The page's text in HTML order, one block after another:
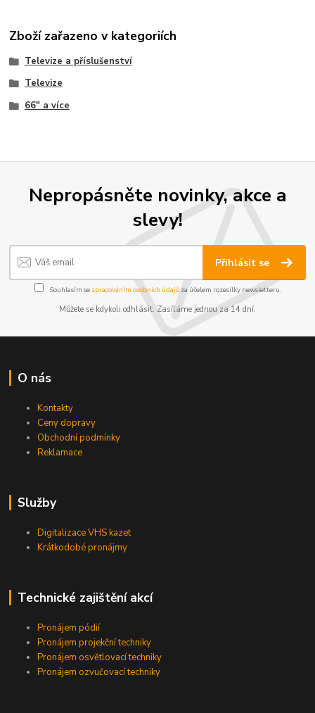
Zboží zařazeno v kategoriích
Televize a příslušenství
Televize
66" a více
Nepropásněte novinky, akce a
slevy!
Přihlásit se
Souhlasím se zpracováním osobních údajůza účelem rozesílky newsletteru.
Můžete se kdykoli odhlásit. Zasíláme jednou za 14 dní.
O nás
Kontakty
Ceny dopravy
Obchodní podmínky
Reklamace
Služby
Digitalizace VHS kazet
Krátkodobé pronájmy
Technické zajištění akcí
Pronájem pódií
Pronájem projekční techniky
Pronájem osvětlovací techniky
Pronájem ozvučovací techniky